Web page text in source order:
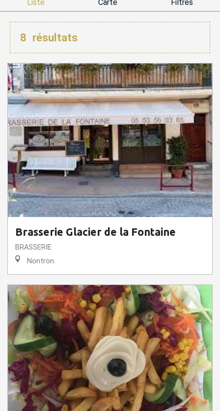
Liste Carte Filtres
8 résultats
Brasserie Glacier de la Fontaine
BRASSERIE
Nontron